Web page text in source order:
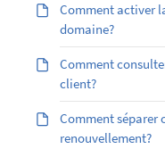
Comment activer
domaine?
Comment
client?
Comment séparer
renouvellement?